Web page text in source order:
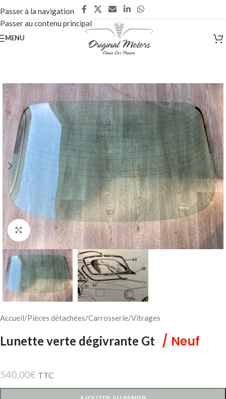
Passer à la navigation
Passer au contenu principal
MENU
Cliquez pour agrandir
Accueil/Pièces détachées/Carrosserie/Vitrages
Lunette verte dégivrante Gt / Neuf
540,00€ TTC